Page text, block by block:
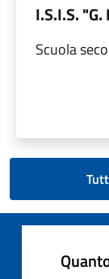
I.S.I.S.
Scuola